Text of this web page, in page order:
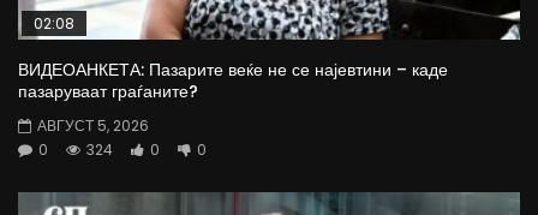
02:08
ВИДЕОАНКЕТА: Пазарите веќе не се најевтини – каде
пазаруваат граѓаните?
АВГУСТ 5, 2026
0
324 0 0